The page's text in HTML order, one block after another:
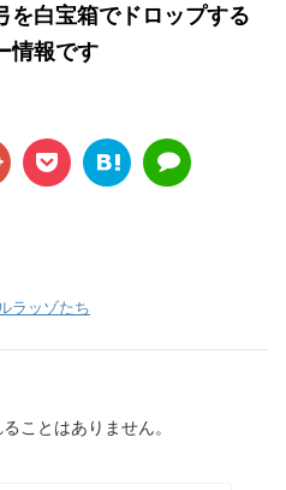
を白宝箱でドロップする
情報です
ラッゾたち
ことはありません。